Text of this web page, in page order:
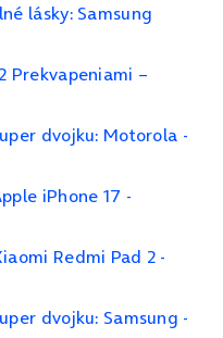
lásky: Samsung
Prekvapeniami –
dvojku: Motorola -
iPhone 17 -
Redmi Pad 2 -
dvojku: Samsung -